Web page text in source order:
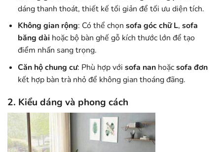
dáng thanh thoát, thiết kế tối giản để tối ưu diện tích.
Không gian rộng: Có thể chọn sofa góc chữ L, sofa
băng dàihoặc bộ bàn ghế gỗ kích thước lớn để tạo
điểm nhấn sang trọng.
Căn hộ chung cư: Phù hợp với sofa nanhoặcsofa đơn
kết hợp bàn trà nhỏ để không gian thoáng đãng.
2. Kiểu dáng và phong cách